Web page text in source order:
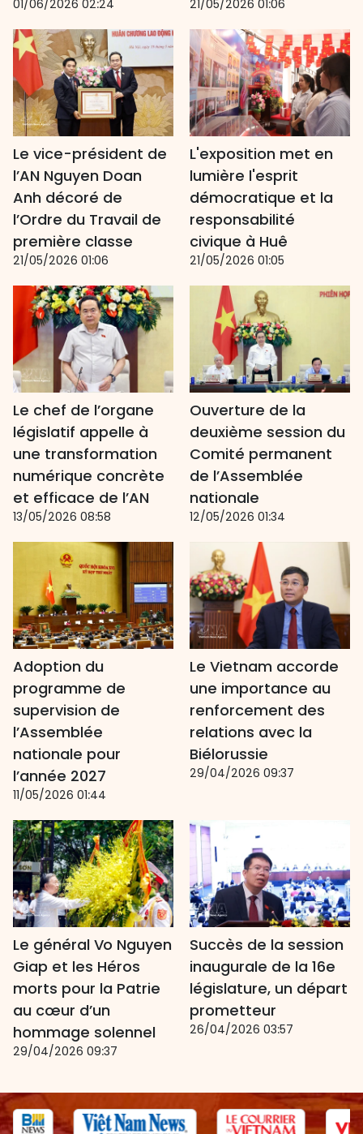
01/06/2026 02:24 21/05/2026 01:06
Le vice-président de
l’AN Nguyen Doan
Anh décoré de
l’Ordre du Travail de
première classe
21/05/2026 01:06
L'exposition met en
lumière l'esprit
démocratique et la
responsabilité
civique à Huê
21/05/2026 01:05
Le chef de l’organe
législatif appelle à
une transformation
numérique concrète
et efficace de l’AN
13/05/2026 08:58
Ouverture de la
deuxième session du
Comité permanent
de l’Assemblée
nationale
12/05/2026 01:34
Adoption du
programme de
supervision de
l’Assemblée
nationale pour
l’année 2027
11/05/2026 01:44
Le Vietnam accorde
une importance au
renforcement des
relations avec la
Biélorussie
29/04/2026 09:37
Le général Vo Nguyen
Giap et les Héros
morts pour la Patrie
au cœur d’un
hommage solennel
29/04/2026 09:37
Succès de la session
inaugurale de la 16e
législature, un départ
prometteur
26/04/2026 03:57